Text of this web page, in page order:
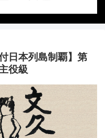
日本列島制覇】第
役級